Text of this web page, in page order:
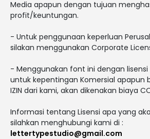
Media apapun dengan tujuan
profit/keuntungan.
- Untuk penggunaan keperluan
silakan menggunakan Corporate
- Menggunakan font ini dengan lisensi
untuk kepentingan Komersial apapun
IZIN dari kami, akan dikenakan biaya
Informasi tentang Lisensi apa yang
silahkan menghubungi kami di :
lettertypestudio@gmail.com